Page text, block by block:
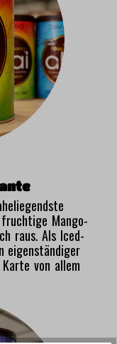
Mango-
raus. Als Iced-
eigenständiger
von allem